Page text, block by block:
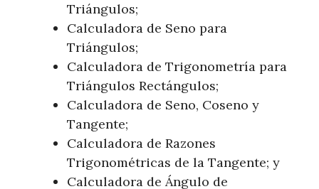
Triángulos;
Calculadora de Seno para
Triángulos;
Calculadora de Trigonometría para
Triángulos Rectángulos;
Calculadora de Seno, Coseno y
Tangente;
Calculadora de Razones
Trigonométricas de la Tangente; y
Calculadora de Ángulo de